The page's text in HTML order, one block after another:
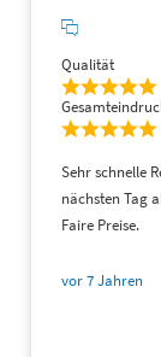
(3)
Qualität
Sehr schnelle
nächsten Tag
Faire Preise.
vor 7 Jahren